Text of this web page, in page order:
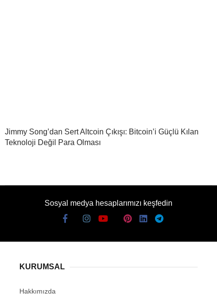
Jimmy Song’dan Sert Altcoin Çıkışı: Bitcoin’i Güçlü Kılan
Teknoloji Değil Para Olması
Sosyal medya hesaplarımızı keşfedin
KURUMSAL
Hakkımızda